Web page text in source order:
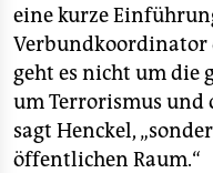
eine kurze
Verbundkoordinator
geht es nicht um die
um Terrorismus
sagt Henckel,
öffentlichen Raum.“